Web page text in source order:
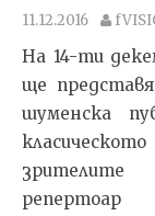
11.12.2016
На 14-ти
ще
шуменска
зрителите
репертоар